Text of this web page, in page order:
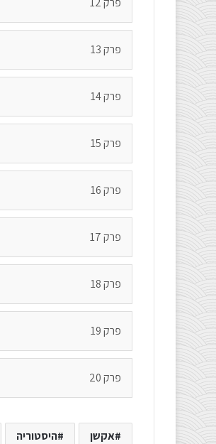
פרק 13
פרק 14
פרק 15
פרק 16
פרק 17
פרק 18
פרק 19
פרק 20
אקשן היסטוריה